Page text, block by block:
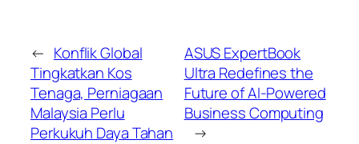
← Konflik Global
Tingkatkan Kos
Tenaga, Perniagaan
Malaysia Perlu
Perkukuh Daya Tahan
ASUS ExpertBook
Ultra Redefines the
Future of AI-Powered
Business Computing
→